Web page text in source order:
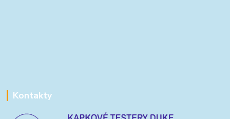
Kontakty